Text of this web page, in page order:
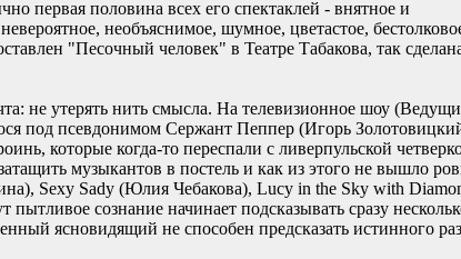
первая половина всех его спектаклей - внятное и
необъяснимое, шумное, цветастое,
"Песочный человек" в Театре Табакова, так
не утерять нить смысла. На телевизионное шоу
под псевдонимом Сержант Пеппер (Игорь
которые когда-то переспали с ливерпульской
музыкантов в постель и как из этого не вышло
Sexy Sady (Юлия Чебакова), Lucy in the Sky with
сознание начинает подсказывать сразу
ясновидящий не способен предсказать истинного